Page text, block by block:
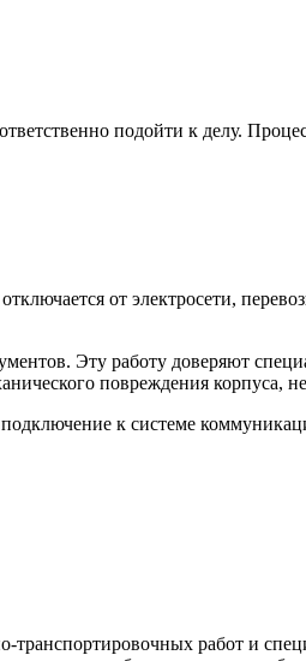
подойти к делу.
от электросети,
Эту работу доверяют
повреждения корпуса,
к системе
работ и